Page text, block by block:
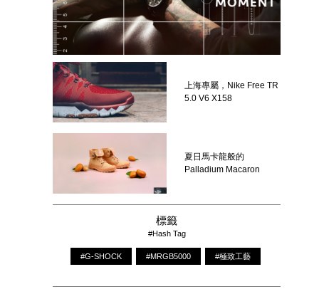
上海專屬，Nike Free TR
5.0 V6 X158
夏日馬卡龍般的
Palladium Macaron
標籤
#Hash Tag
#G-SHOCK #MRGB5000 #極致工藝